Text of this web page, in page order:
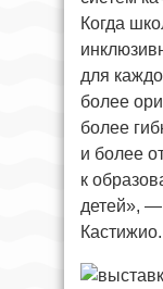
Когда
для
более
более
и более
к
детей», —
Кастижио.